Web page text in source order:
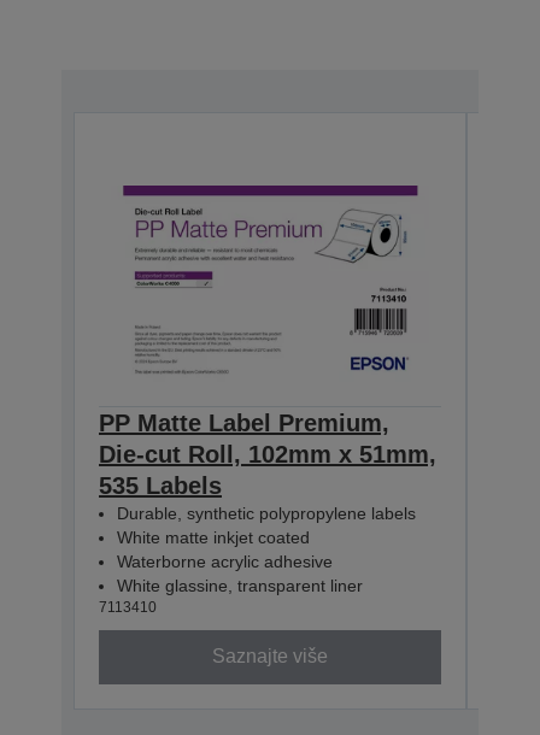
PP Matte Label Premium,
Die-cut Roll, 102mm x 51mm,
535 Labels
Durable, synthetic polypropylene labels
White matte inkjet coated
Waterborne acrylic adhesive
White glassine, transparent liner
7113410
Saznajte više